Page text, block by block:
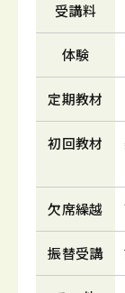
受講料
体験
定期教材
初回教材
欠席繰越
振替受講